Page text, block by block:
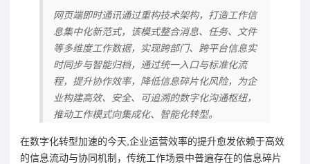
网页端即时通讯通过重构技术架构，打造工作信
息集中化新范式，该模式整合消息、任务、文件
等多维度工作数据，实现跨部门、跨平台信息实
时同步与智能归档，通过统一入口与标准化流
程，提升协作效率，降低信息碎片化风险，为企
业构建高效、安全、可追溯的数字化沟通枢纽，
推动工作模式向集成化、智能化转型。
在数字化转型加速的今天,企业运营效率的提升愈发依赖于高效
的信息流动与协同机制，传统工作场景中普遍存在的信息碎片